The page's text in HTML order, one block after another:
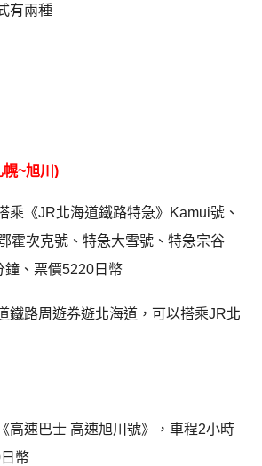
有兩種
~旭川)
乘《JR北海道鐵路特急》Kamui號、
霍次克號、特急大雪號、特急宗谷
鐘、票價5220日幣
鐵路周遊券遊北海道，可以搭乘JR北
高速巴士 高速旭川號》，車程2小時
幣